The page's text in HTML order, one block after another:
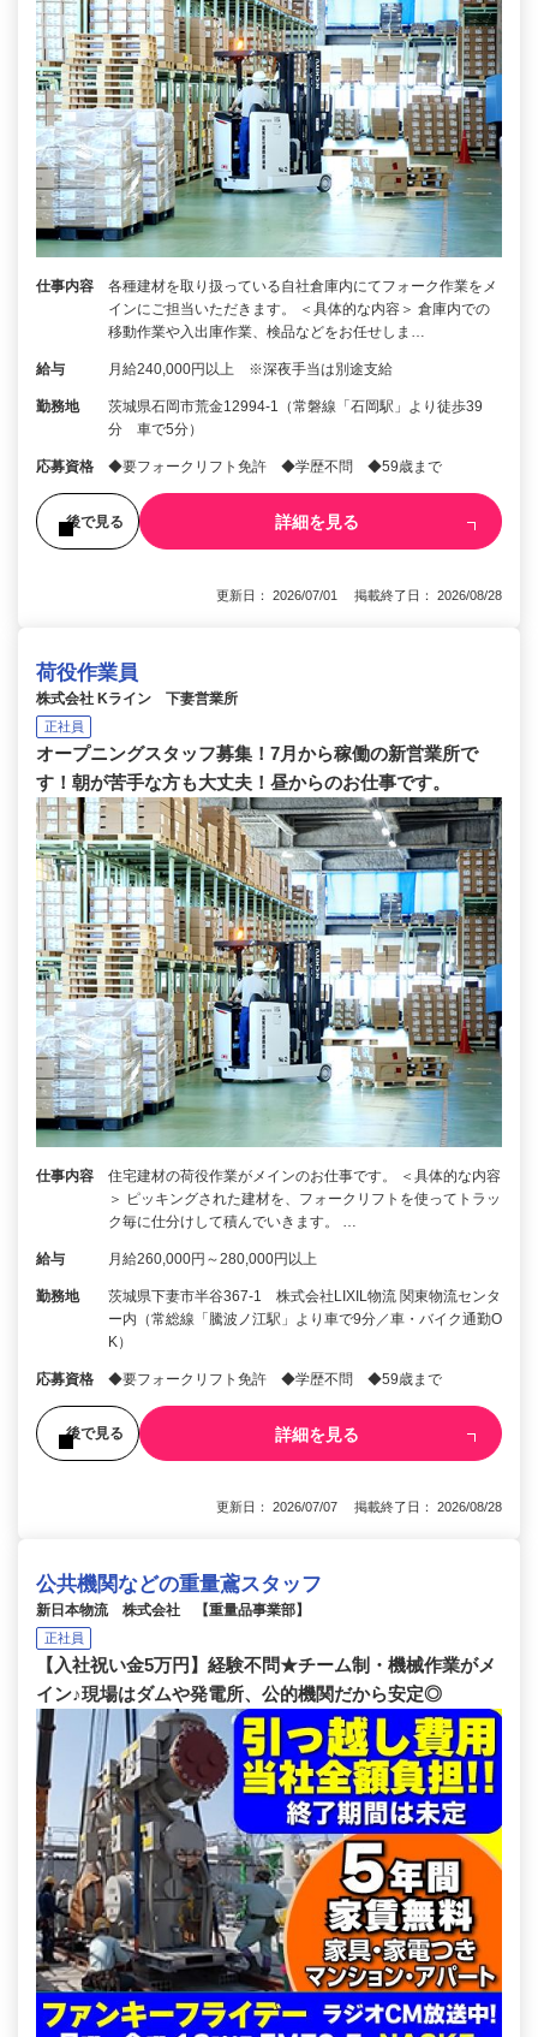
仕事内容
各種建材を取り扱っている自社倉庫内にてフォーク作業をメ
インにご担当いただきます。 ＜具体的な内容＞ 倉庫内での
移動作業や入出庫作業、検品などをお任せしま…
給与 月給240,000円以上 ※深夜手当は別途支給
勤務地
茨城県石岡市荒金12994-1（常磐線「石岡駅」より徒歩39
分 車で5分）
応募資格 ◆要フォークリフト免許 ◆学歴不問 ◆59歳まで
後で見る 詳細を見る
更新日： 2026/07/01 掲載終了日： 2026/08/28
荷役作業員
株式会社 Kライン 下妻営業所
正社員
オープニングスタッフ募集！7月から稼働の新営業所で
す！朝が苦手な方も大丈夫！昼からのお仕事です。
仕事内容
住宅建材の荷役作業がメインのお仕事です。 ＜具体的な内容
＞ ピッキングされた建材を、フォークリフトを使ってトラッ
ク毎に仕分けして積んでいきます。 …
給与 月給260,000円～280,000円以上
勤務地
茨城県下妻市半谷367-1 株式会社LIXIL物流 関東物流センタ
ー内（常総線「騰波ノ江駅」より車で9分／車・バイク通勤O
K）
応募資格 ◆要フォークリフト免許 ◆学歴不問 ◆59歳まで
後で見る 詳細を見る
更新日： 2026/07/07 掲載終了日： 2026/08/28
公共機関などの重量鳶スタッフ
新日本物流 株式会社 【重量品事業部】
正社員
【入社祝い金5万円】経験不問★チーム制・機械作業がメ
イン♪現場はダムや発電所、公的機関だから安定◎